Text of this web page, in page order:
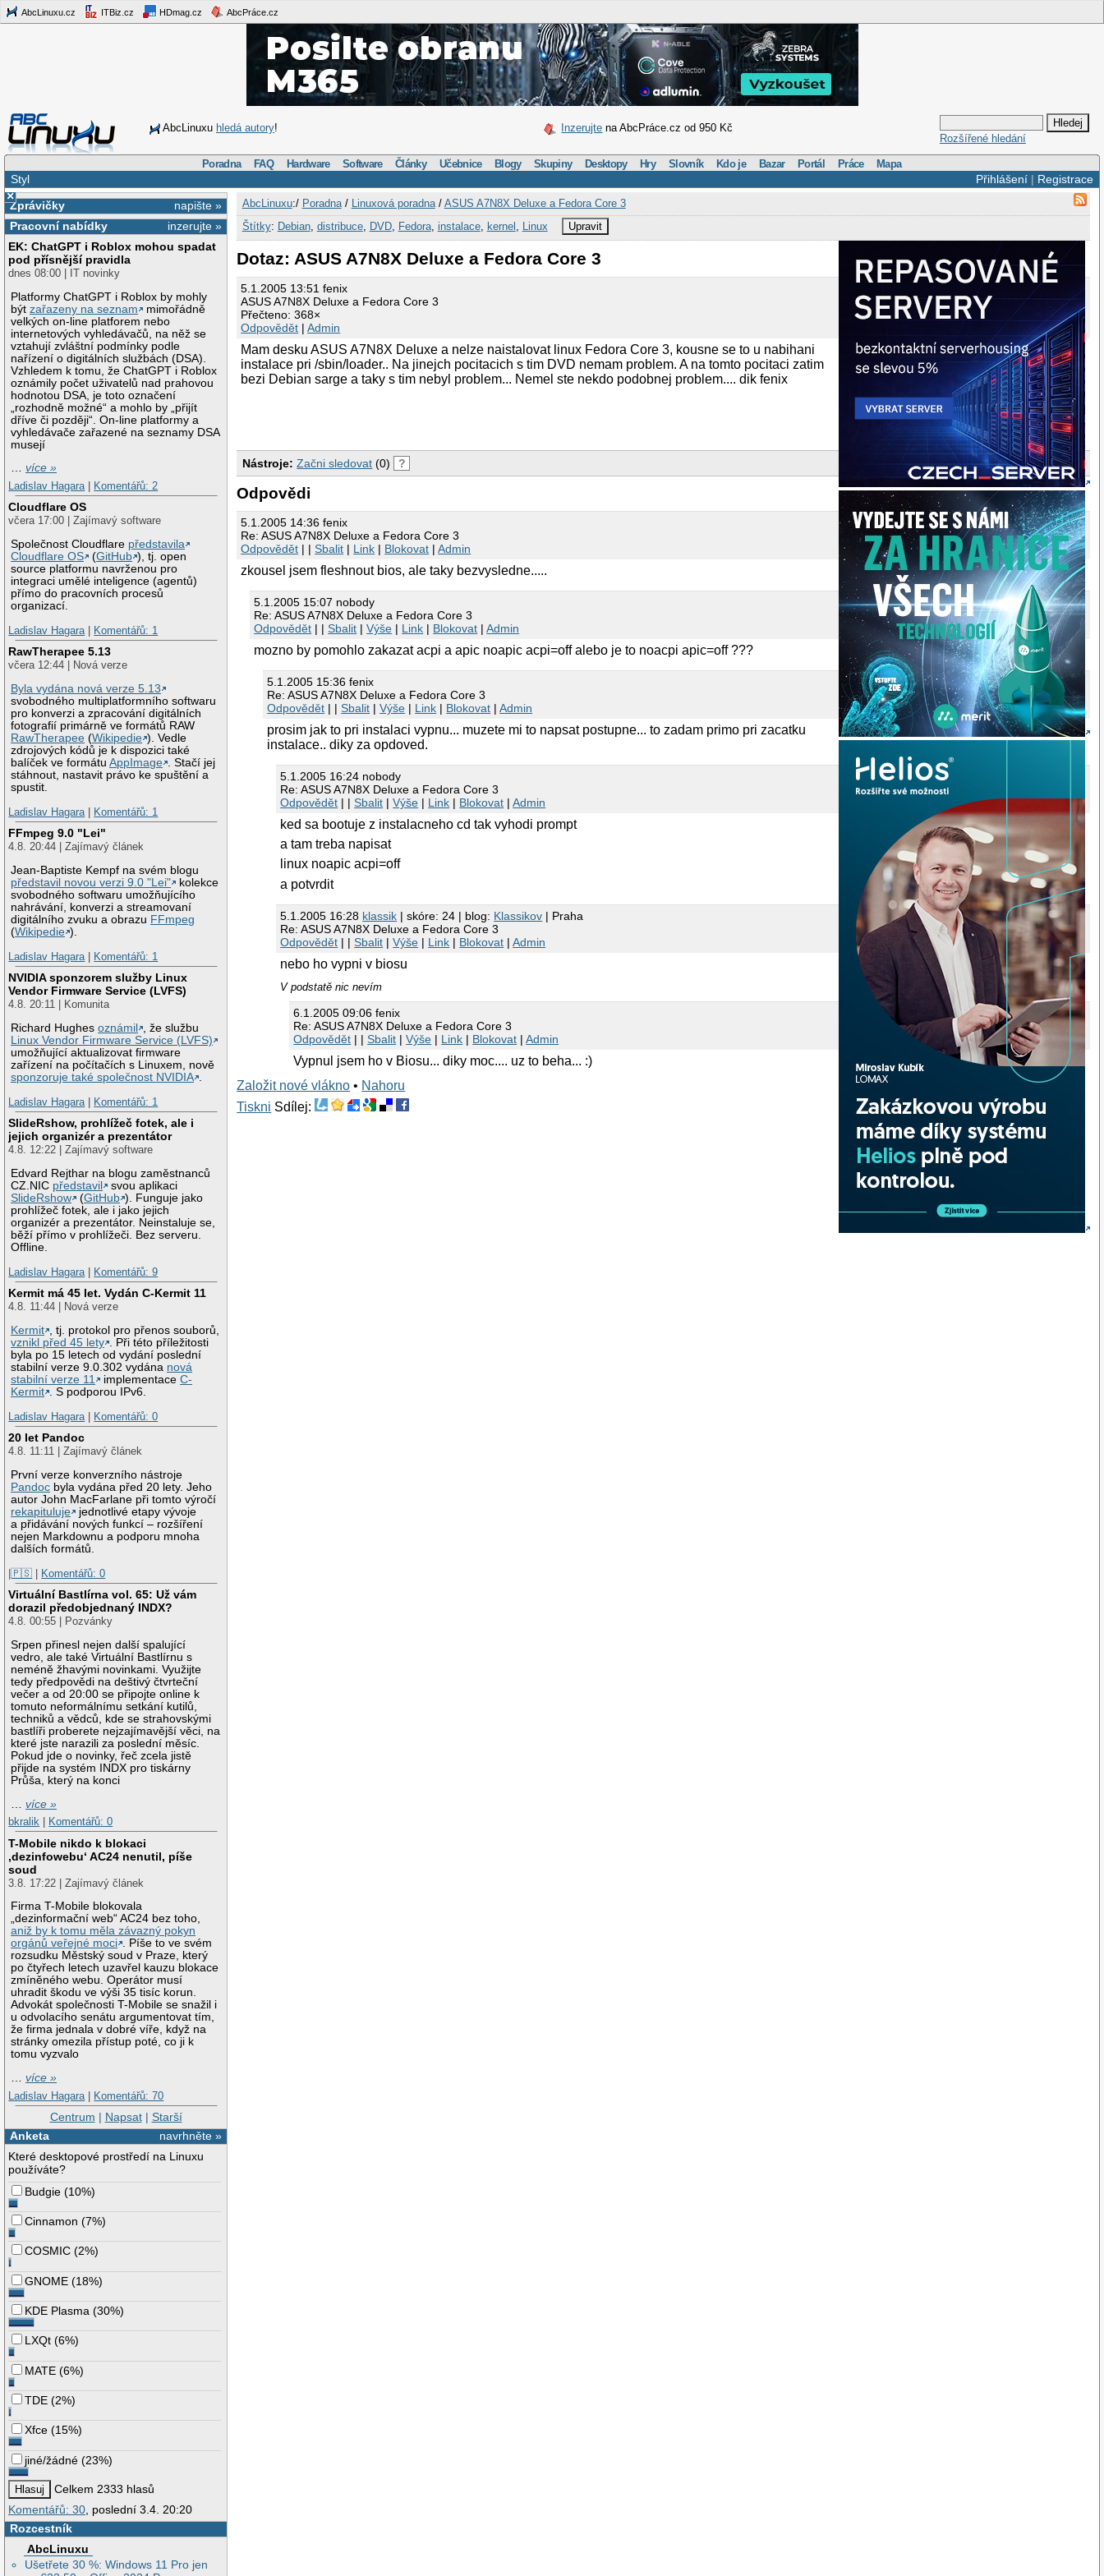
AbcLinuxu.cz ITBiz.cz HDmag.cz AbcPráce.cz
AbcLinuxu hledá autory! Inzerujte na AbcPráce.cz od 950 Kč
Rozšířené hledání
Poradna FAQ Hardware Software Články Učebnice Blogy Skupiny Desktopy Hry Slovník Kdo je Bazar Portál Práce Mapa
Přihlášení| Registrace
Styl
×
napište »
Zprávičky
inzerujte »
Pracovní nabídky
EK: ChatGPT i Roblox mohou spadat
pod přísnější pravidla
dnes 08:00 | IT novinky
Platformy ChatGPT i Roblox by mohly
býtzařazeny na seznam
mimořádně
velkých on-line platforem nebo
internetových vyhledávačů, na něž se
vztahují zvláštní podmínky podle
nařízení o digitálních službách (DSA).
Vzhledem k tomu, že ChatGPT i Roblox
oznámily počet uživatelů nad prahovou
hodnotou DSA, je toto označení
„rozhodně možné“ a mohlo by „přijít
dříve či později“. On-line platformy a
vyhledávače zařazené na seznamy DSA
musejí
…více »
Ladislav Hagara
Komentářů: 2
Cloudflare OS
včera 17:00 | Zajímavý software
Společnost Cloudflare představila
Cloudflare OS
(GitHub ), tj. open
source platformu navrženou pro
integraci umělé inteligence (agentů)
přímo do pracovních procesů
organizací.
Ladislav Hagara
Komentářů: 1
RawTherapee 5.13
včera 12:44 | Nová verze
Byla vydána nová verze 5.13
svobodného multiplatformního softwaru
pro konverzi a zpracování digitálních
fotografií primárně ve formátů RAW
RawTherapee (Wikipedie ). Vedle
zdrojových kódů je k dispozici také
balíček ve formátuAppImage . Stačí jej
stáhnout, nastavit právo ke spuštění a
spustit.
Ladislav Hagara
Komentářů: 1
FFmpeg 9.0 "Lei"
4.8. 20:44 | Zajímavý článek
Jean-Baptiste Kempf na svém blogu
představil novou verzi 9.0 "Lei"
kolekce
svobodného softwaru umožňujícího
nahrávání, konverzi a streamovaní
digitálního zvuku a obrazu FFmpeg
(Wikipedie ).
Ladislav Hagara
Komentářů: 1
NVIDIA sponzorem služby Linux
Vendor Firmware Service (LVFS)
4.8. 20:11 | Komunita
Richard Hughesoznámil
, že službu
Linux Vendor Firmware Service (LVFS)
umožňující aktualizovat firmware
zařízení na počítačích s Linuxem, nově
sponzoruje také společnost NVIDIA .
Ladislav Hagara | Komentářů: 1
SlideRshow, prohlížeč fotek, ale i
jejich organizér a prezentátor
4.8. 12:22 | Zajímavý software
Edvard Rejthar na blogu zaměstnanců
CZ.NIC představil
svou aplikaci
SlideRshow
(GitHub ). Funguje jako
prohlížeč fotek, ale i jako jejich
organizér a prezentátor. Neinstaluje se,
běží přímo v prohlížeči. Bez serveru.
Offline.
Ladislav Hagara | Komentářů: 9
Kermit má 45 let. Vydán C-Kermit 11
4.8. 11:44 | Nová verze
Kermit , tj. protokol pro přenos souborů,
vznikl před 45 lety . Při této příležitosti
byla po 15 letech od vydání poslední
stabilní verze 9.0.302 vydána nová
stabilní verze 11
implementaceC-
Kermit . S podporou IPv6.
Ladislav Hagara | Komentářů: 0
20 let Pandoc
4.8. 11:11 | Zajímavý článek
První verze konverzního nástroje
Pandoc byla vydána před 20 lety. Jeho
autor John MacFarlane při tomto výročí
rekapituluje
jednotlivé etapy vývoje
a přidávání nových funkcí – rozšíření
nejen Markdownu a podporu mnoha
dalších formátů.
|🇵🇸 | Komentářů: 0
Virtuální Bastlírna vol. 65: Už vám
dorazil předobjednaný INDX?
4.8. 00:55 | Pozvánky
Srpen přinesl nejen další spalující
vedro, ale také Virtuální Bastlírnu s
neméně žhavými novinkami. Využijte
tedy předpovědi na deštivý čtvrteční
večer a od 20:00 se připojte online k
tomuto neformálnímu setkání kutilů,
techniků a vědců, kde se strahovskými
bastlíři proberete nejzajímavější věci, na
které jste narazili za poslední měsíc.
Pokud jde o novinky, řeč zcela jistě
přijde na systém INDX pro tiskárny
Průša, který na konci
…více »
bkralik
Komentářů: 0
T-Mobile nikdo k blokaci
‚dezinfowebu‘ AC24 nenutil, píše
soud
3.8. 17:22 | Zajímavý článek
Firma T-Mobile blokovala
„dezinformační web“ AC24 bez toho,
aniž by k tomu měla závazný pokyn
orgánů veřejné moci . Píše to ve svém
rozsudku Městský soud v Praze, který
po čtyřech letech uzavřel kauzu blokace
zmíněného webu. Operátor musí
uhradit škodu ve výši 35 tisíc korun.
Advokát společnosti T-Mobile se snažil i
u odvolacího senátu argumentovat tím,
že firma jednala v dobré víře, když na
stránky omezila přístup poté, co ji k
tomu vyzvalo
…více »
Ladislav Hagara | Komentářů: 70
Centrum | Napsat| Starší
navrhněte »
Anketa
Které desktopové prostředí na Linuxu
používáte?
Budgie (10%)
Cinnamon (7%)
COSMIC (2%)
GNOME (18%)
KDE Plasma (30%)
LXQt (6%)
MATE (6%)
TDE (2%)
Xfce (15%)
jiné/žádné (23%)
Celkem 2333 hlasů
Komentářů: 30, poslední 3.4. 20:20
Rozcestník
AbcLinuxu
Ušetřete 30 %: Windows 11 Pro jen
AbcLinuxu:/ Poradna/ Linuxová poradna/ ASUS A7N8X Deluxe a Fedora Core 3
Štítky: Debian, distribuce, DVD, Fedora, instalace, kernel Linux Upravit
Dotaz: ASUS A7N8X Deluxe a Fedora Core 3
5.1.2005 13:51 fenix
ASUS A7N8X Deluxe a Fedora Core 3
Přečteno: 368×
Odpovědět |Admin
Mam desku ASUS A7N8X Deluxe a nelze naistalovat linux Fedora Core 3, kousne se to u nabihani
instalace pri /sbin/loader.. Na jinejch pocitacich s tim DVD nemam problem. A na tomto pocitaci zatim
bezi Debian sarge a taky s tim nebyl problem... Nemel ste nekdo podobnej problem.... dik fenix
Nástroje: Začni sledovat (0) ?
Odpovědi
5.1.2005 14:36 fenix
Re: ASUS A7N8X Deluxe a Fedora Core 3
Odpovědět | |Sbalit | Link | Blokovat |Admin
zkousel jsem fleshnout bios, ale taky bezvysledne.....
5.1.2005 15:07 nobody
Re: ASUS A7N8X Deluxe a Fedora Core 3
Odpovědět | |Sbalit |Výše | Link | Blokovat |Admin
mozno by pomohlo zakazat acpi a apic noapic acpi=off alebo je to noacpi apic=off ???
5.1.2005 15:36 fenix
Re: ASUS A7N8X Deluxe a Fedora Core 3
Odpovědět | |Sbalit |Výše | Link | Blokovat |Admin
prosim jak to pri instalaci vypnu... muzete mi to napsat postupne... to zadam primo pri zacatku
instalace.. diky za opdoved.
5.1.2005 16:24 nobody
Re: ASUS A7N8X Deluxe a Fedora Core 3
Odpovědět | |Sbalit |Výše | Link | Blokovat |Admin
ked sa bootuje z instalacneho cd tak vyhodi prompt
a tam treba napisat
linux noapic acpi=off
a potvrdit
5.1.2005 16:28 klassik | skóre: 24 | blog: Klassikov | Praha
Re: ASUS A7N8X Deluxe a Fedora Core 3
Odpovědět | |Sbalit |Výše | Link | Blokovat |Admin
nebo ho vypni v biosu
V podstatě nic nevím
6.1.2005 09:06 fenix
Re: ASUS A7N8X Deluxe a Fedora Core 3
Odpovědět | |Sbalit |Výše | Link | Blokovat |Admin
Vypnul jsem ho v Biosu... diky moc.... uz to beha... :)
Založit nové vlákno • Nahoru
Tiskni Sdílej: